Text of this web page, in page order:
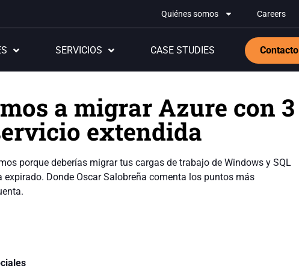
Quiénes somos Careers
SERVICIOS CASE STUDIES Contacto
a migrar Azure con 3
extendida
porque deberías migrar tus cargas de trabajo de Windows y SQL
expirado. Donde Oscar Salobreña comenta los puntos más